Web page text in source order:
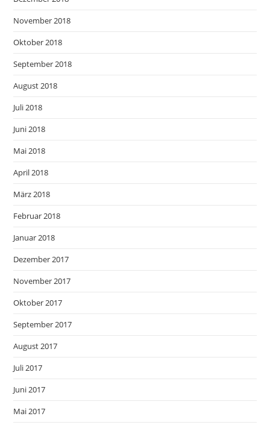
November 2018
Oktober 2018
September 2018
August 2018
Juli 2018
Juni 2018
Mai 2018
April 2018
März 2018
Februar 2018
Januar 2018
Dezember 2017
November 2017
Oktober 2017
September 2017
August 2017
Juli 2017
Juni 2017
Mai 2017